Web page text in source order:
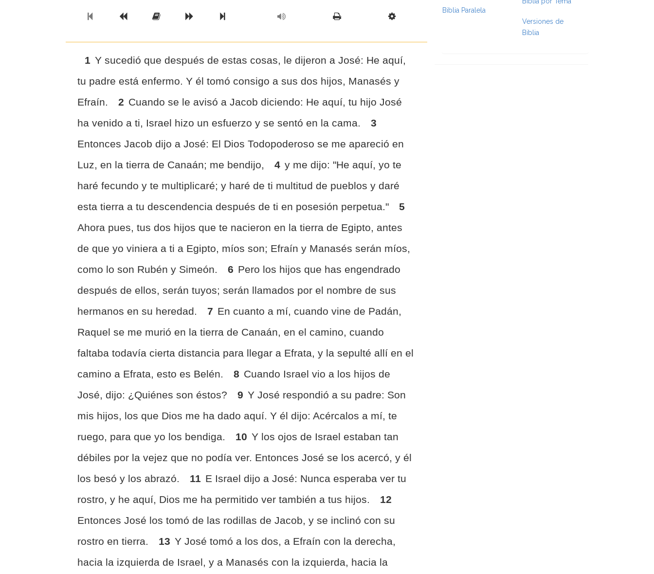
Previous BookPrevious Chapter
Read the Full Chapter
Next Chapter
Next Book Scripture Formatting
1 Y sucedió que después de estas cosas, le dijeron a José: He aquí,
tu padre está enfermo. Y él tomó consigo a sus dos hijos, Manasés y
Efraín.
2 Cuando se le avisó a Jacob diciendo: He aquí, tu hijo José
ha venido a ti, Israel hizo un esfuerzo y se sentó en la cama.
3
Entonces Jacob dijo a José: El Dios Todopoderoso se me apareció en
Luz, en la tierra de Canaán; me bendijo,
4 y me dijo: "He aquí, yo te
haré fecundo y te multiplicaré; y haré de ti multitud de pueblos y daré
esta tierra a tu descendencia después de ti en posesión perpetua."
5
Ahora pues, tus dos hijos que te nacieron en la tierra de Egipto, antes
de que yo viniera a ti a Egipto, míos son; Efraín y Manasés serán míos,
como lo son Rubén y Simeón.
6 Pero los hijos que has engendrado
después de ellos, serán tuyos; serán llamados por el nombre de sus
hermanos en su heredad.
7 En cuanto a mí, cuando vine de Padán,
Raquel se me murió en la tierra de Canaán, en el camino, cuando
faltaba todavía cierta distancia para llegar a Efrata, y la sepulté allí en el
camino a Efrata, esto es Belén.
8 Cuando Israel vio a los hijos de
José, dijo: ¿Quiénes son éstos?
9 Y José respondió a su padre: Son
mis hijos, los que Dios me ha dado aquí. Y él dijo: Acércalos a mí, te
ruego, para que yo los bendiga.
10 Y los ojos de Israel estaban tan
débiles por la vejez que no podía ver. Entonces José se los acercó, y él
los besó y los abrazó.
11 E Israel dijo a José: Nunca esperaba ver tu
rostro, y he aquí, Dios me ha permitido ver también a tus hijos.
12
Entonces José los tomó de las rodillas de Jacob, y se inclinó con su
rostro en tierra.
13 Y José tomó a los dos, a Efraín con la derecha,
hacia la izquierda de Israel, y a Manasés con la izquierda, hacia la
Biblia Paralela
Versiones de
Biblia